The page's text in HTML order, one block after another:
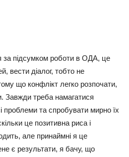
за підсумком роботи в ОДА, це
вести діалог, тобто не
що конфлікт легко розпочати,
Завжди треба намагатися
проблеми та спробувати мирно їх
це позитивна риса і
але принаймні я це
є результати, я бачу, що